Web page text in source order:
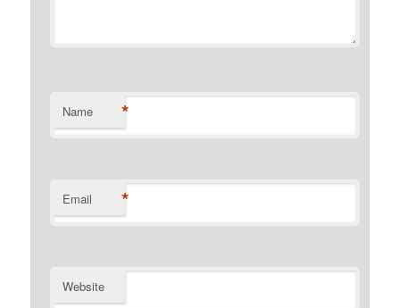
Name *
Email *
Website